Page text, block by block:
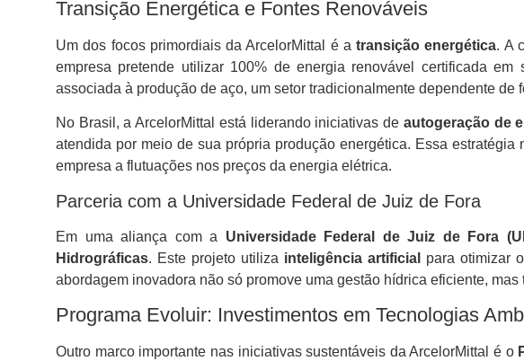
Transição Energética e Fontes Renováveis
Um dos focos primordiais da ArcelorMittal é a transição energética. A
empresa pretende utilizar 100% de energia renovável certificada
associada à produção de aço, um setor tradicionalmente dependente de
No Brasil, a ArcelorMittal está liderando iniciativas de autogeração de
atendida por meio de sua própria produção energética. Essa
empresa a flutuações nos preços da energia elétrica.
Parceria com a Universidade Federal de Juiz de Fora
Em uma aliança com a Universidade Federal de Juiz de Fora
Hidrográficas. Este projeto utiliza inteligência artificial
para otimizar
abordagem inovadora não só promove uma gestão hídrica eficiente,
Programa Evoluir: Investimentos em Tecnologias
Outro marco importante nas iniciativas sustentáveis da ArcelorMittal é o